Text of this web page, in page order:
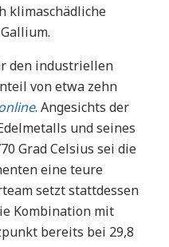
klimaschädliche
den industriellen
von etwa zehn
. Angesichts der
und seines
Grad Celsius sei die
eine teure
setzt stattdessen
Kombination mit
bereits bei 29,8